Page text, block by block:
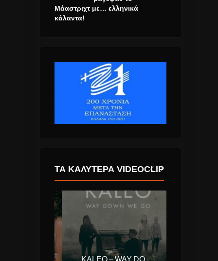
Μάαστριχτ με… ελληνικά
κάλαντα!
ΤΑ ΚΑΛΎΤΕΡΑ VIDEOCLIP
KALEO – WAY DOWN WE GO